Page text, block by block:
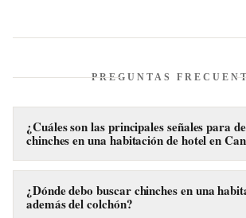
PREGUNTAS
¿Cuáles son las principales señales para
chinches en una habitación de hotel en
Las señales clave incluyen pequeñas
son excrementos, diminutos rastros de
otros textiles, y la presencia de pieles
¿Dónde debo buscar chinches en una
además del colchón?